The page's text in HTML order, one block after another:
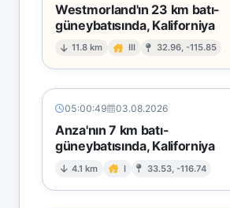
Westmorland'ın 23 km batı-
güneybatısında, Kaliforniya
11.8 km III 32.96, -115.85
05:00:49 03.08.2026
Anza'nın 7 km batı-
güneybatısında, Kaliforniya
4.1 km I 33.53, -116.74